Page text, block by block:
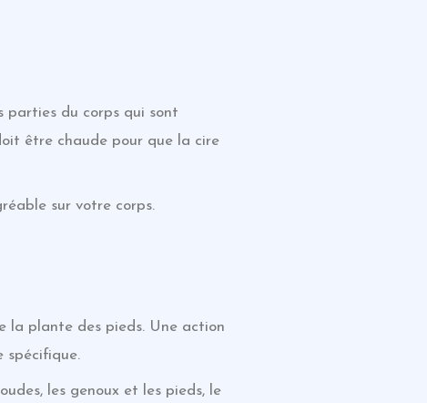
parties du corps qui sont
être chaude pour que la cire
sur votre corps.
la plante des pieds. Une action
spécifique.
les genoux et les pieds, le